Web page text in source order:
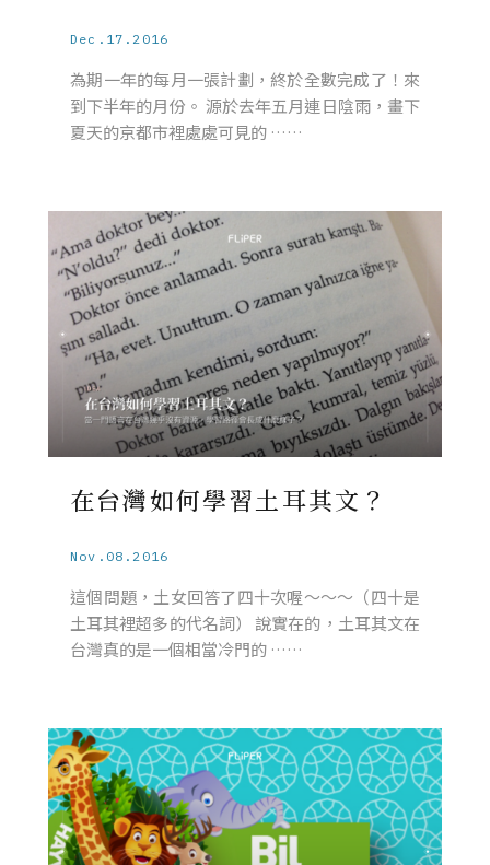
Dec.17.2016
為期一年的每月一張計劃，終於全數完成了！來
到下半年的月份。 源於去年五月連日陰雨，畫下
夏天的京都市裡處處可見的 ……
在台灣如何學習土耳其文？
Nov.08.2016
這個問題，土女回答了四十次喔～～～（四十是
土耳其裡超多的代名詞） 說實在的，土耳其文在
台灣真的是一個相當冷門的 ……